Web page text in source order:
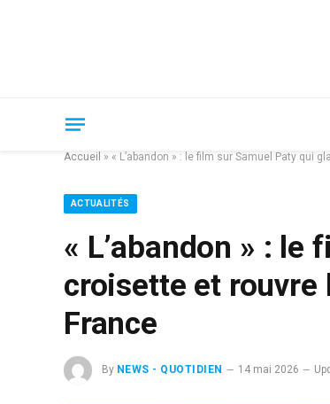
Accueil » « L’abandon » : le film sur Samuel Paty qui
ACTUALITÉS
« L’abandon » : le
croisette et rouvre
France
By NEWS - QUOTIDIEN 14 mai 2026